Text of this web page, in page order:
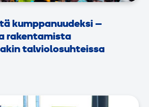
kumppanuudeksi –
rakentamista
talviolosuhteissa